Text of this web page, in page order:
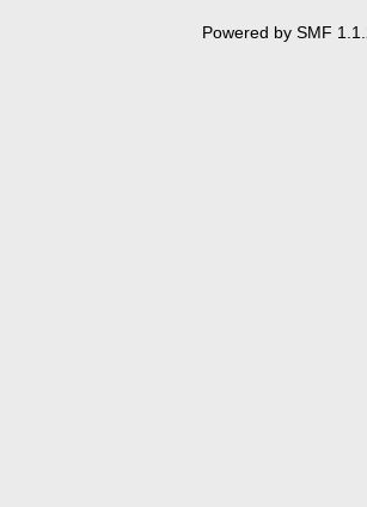
Powered by SMF